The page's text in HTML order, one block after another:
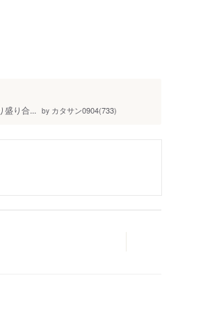
盛り合... by カタサン0904(733)